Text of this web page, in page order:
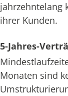
jahrzehntelang
ihrer Kunden.
5-Jahres-
Monaten sind